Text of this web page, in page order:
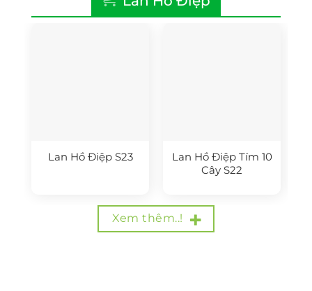
Lan Hồ Điệp S23
Lan Hồ Điệp Tím 10
Cây S22
Xem thêm..!